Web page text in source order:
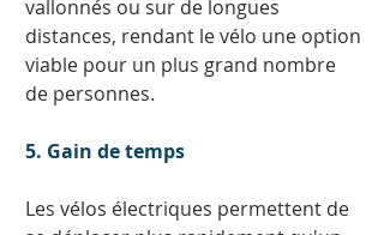
vallonnés ou sur de longues
distances, rendant le vélo une option
viable pour un plus grand nombre
de personnes.
5. Gain de temps
Les vélos électriques permettent de